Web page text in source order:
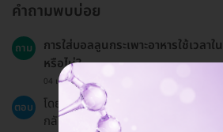
คำถามพบบ่อย
ถาม
การใส่บอลลูนกระเพาะอาหารใช้เวลา
หรือไม่?
04 เม.ย. 2023
ตอบ
โดยทั่วไปสามารถทำการใส่บอลลูนได้ใน
กลับบ้านได้ในวันเดียวกัน.